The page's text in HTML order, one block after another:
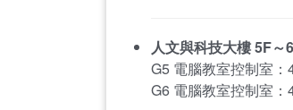
人文與科技大樓 5F～
G5 電腦教室控制室：
G6 電腦教室控制室：